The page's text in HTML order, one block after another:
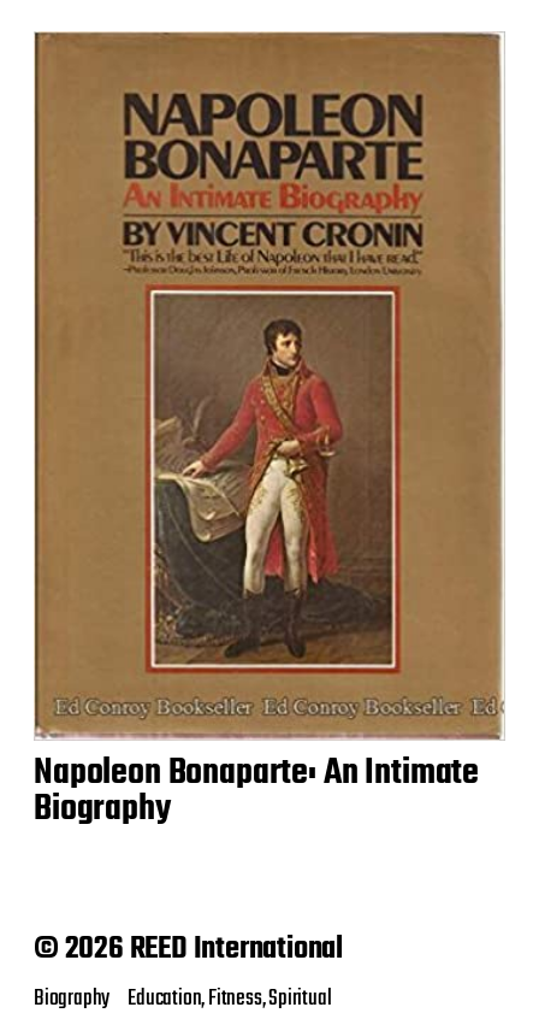
Napoleon Bonaparte: An Intimate
Biography
© 2026 REED International
Biography Education, Fitness, Spiritual